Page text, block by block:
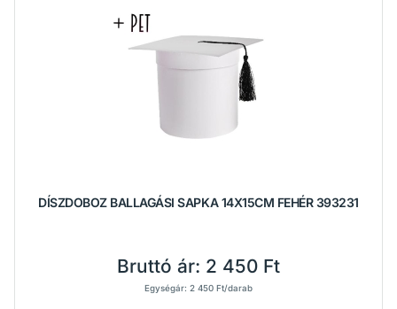
DÍSZDOBOZ BALLAGÁSI SAPKA 14X15CM FEHÉR 393231
Bruttó ár: 2 450 Ft
Egységár: 2 450 Ft/darab